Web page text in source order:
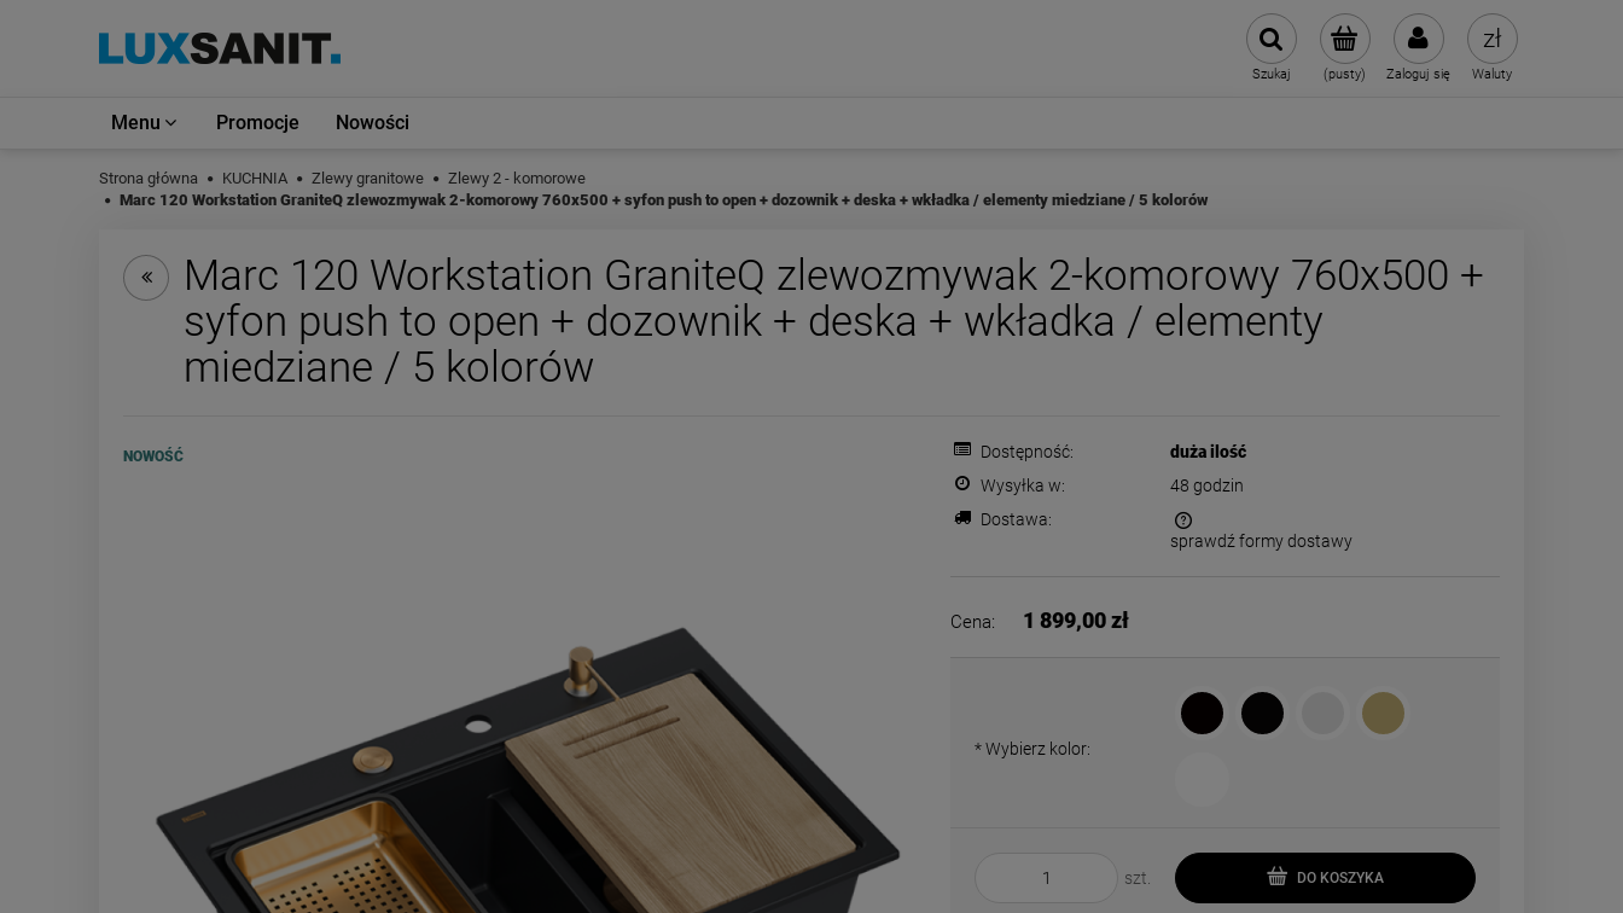
(pusty) Zaloguj się
Szukaj Waluty
Menu Promocje Nowości
Strona główna KUCHNIA Zlewy granitowe
Zlewy 2 - komorowe
Marc 120 Workstation GraniteQ zlewozmywak 2-komorowy 760x500 + syfon push to open + dozownik + deska + wkładka / elementy miedziane / 5 kolorów
Marc 120 Workstation GraniteQ zlewozmywak 2-komorowy 760x500 +
syfon push to open + dozownik + deska + wkładka / elementy
miedziane / 5 kolorów
NOWOŚĆ Dostępność:
duża ilość
Wysyłka w:
48 godzin
Dostawa:
sprawdź formy dostawy
Cena: 1 899,00 zł
*Wybierz kolor:
szt. DO KOSZYKA